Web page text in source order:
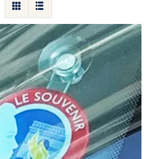
du Souvenir Français